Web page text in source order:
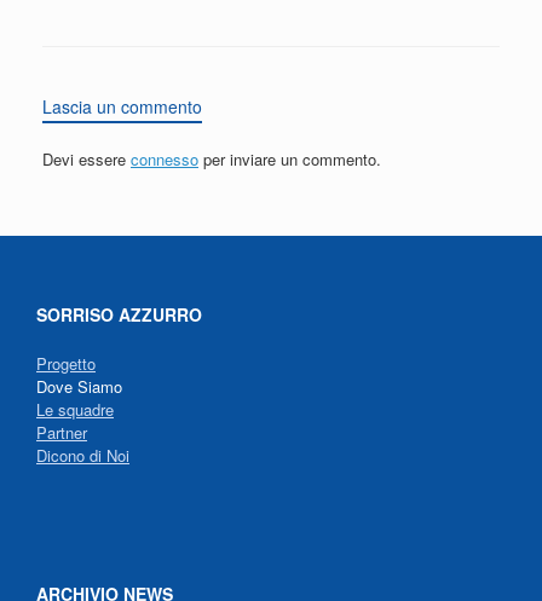
Lascia un commento
Devi essere connesso per inviare un commento.
SORRISO AZZURRO
Progetto
Dove Siamo
Le squadre
Partner
Dicono di Noi
ARCHIVIO NEWS